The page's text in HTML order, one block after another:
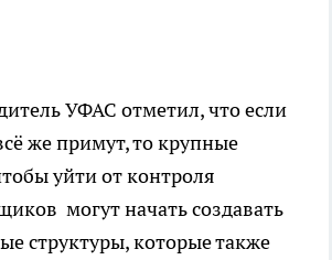
УФАС отметил, что если
же примут, то крупные
уйти от контроля
могут начать создавать
структуры, которые также